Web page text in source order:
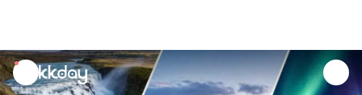
unread
notifications